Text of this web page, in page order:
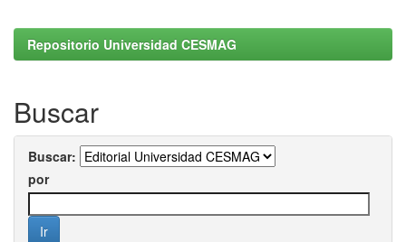
Repositorio Universidad CESMAG
Buscar
Buscar:
por